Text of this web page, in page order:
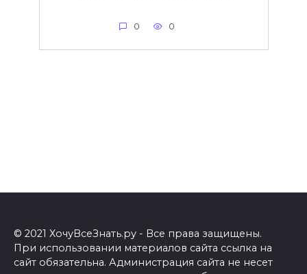
0 0
© 2021 ХочуВсеЗнать.ру - Все права защищены.
При использовании материалов сайта ссылка на
сайт обязательна. Администрация сайта не несет